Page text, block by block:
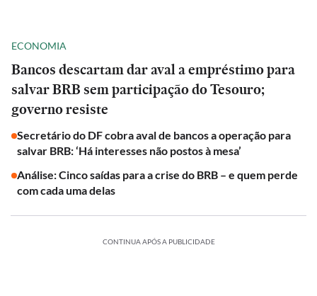
ECONOMIA
Bancos descartam dar aval a empréstimo para
salvar BRB sem participação do Tesouro;
governo resiste
Secretário do DF cobra aval de bancos a operação para
salvar BRB: ‘Há interesses não postos à mesa’
Análise: Cinco saídas para a crise do BRB – e quem perde
com cada uma delas
CONTINUA APÓS A PUBLICIDADE